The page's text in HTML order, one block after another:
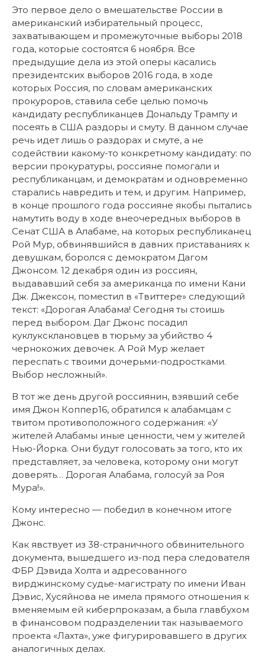
Это первое дело о вмешательстве России в
американский избирательный процесс,
захватывающем и промежуточные выборы 2018
года, которые состоятся 6 ноября. Все
предыдущие дела из этой оперы касались
президентских выборов 2016 года, в ходе
которых Россия, по словам американских
прокуроров, ставила себе целью помочь
кандидату республиканцев Дональду Трампу и
посеять в США раздоры и смуту. В данном случае
речь идет лишь о раздорах и смуте, а не
содействии какому-то конкретному кандидату: по
версии прокуратуры, россияне помогали и
республиканцам, и демократам и одновременно
старались навредить и тем, и другим. Например,
в конце прошлого года россияне якобы пытались
намутить воду в ходе внеочередных выборов в
Сенат США в Алабаме, на которых республиканец
Рой Мур, обвинявшийся в давних приставаниях к
девушкам, боролся с демократом Дагом
Джонсом. 12 декабря один из россиян,
выдававший себя за американца по имени Кани
Дж. Джексон, поместил в «Твиттере» следующий
текст: «Дорогая Алабама! Сегодня ты стоишь
перед выбором. Даг Джонс посадил
куклуксклановцев в тюрьму за убийство 4
чернокожих девочек. А Рой Мур желает
переспать с твоими дочерьми-подростками.
Выбор несложный».
В тот же день другой россиянин, взявший себе
имя Джон Коппер16, обратился к алабамцам с
твитом противоположного содержания: «У
жителей Алабамы иные ценности, чем у жителей
Нью-Йорка. Они будут голосовать за того, кто их
представляет, за человека, которому они могут
доверять… Дорогая Алабама, голосуй за Роя
Мура!».
Кому интересно — победил в конечном итоге
Джонс.
Как явствует из 38-страничного обвинительного
документа, вышедшего из-под пера следователя
ФБР Дэвида Холта и адресованного
вирджинскому судье-магистрату по имени Иван
Дэвис, Хусяйнова не имела прямого отношения к
вменяемым ей киберпроказам, а была главбухом
в финансовом подразделении так называемого
проекта «Лахта», уже фигурировавшего в других
аналогичных делах.